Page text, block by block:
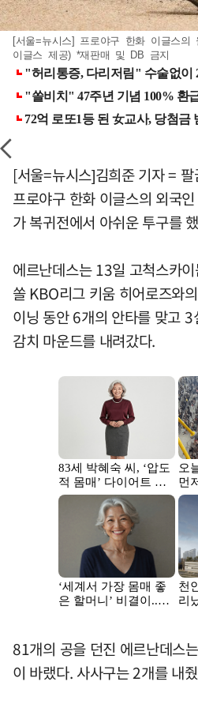
[서울=뉴시스] 프로야구 한화 이글스
이글스 제공) *재판매 및 DB 금지
[서울=뉴시스]김희준 기자 =
프로야구 한화 이글스의 외국
가 복귀전에서 아쉬운 투구를
에르난데스는 13일 고척스카
쏠 KBO리그 키움 히어로즈와
이닝 동안 6개의 안타를 맞고
감치 마운드를 내려갔다.
81개의 공을 던진 에르난데스
이 바랬다. 사사구는 2개를 내